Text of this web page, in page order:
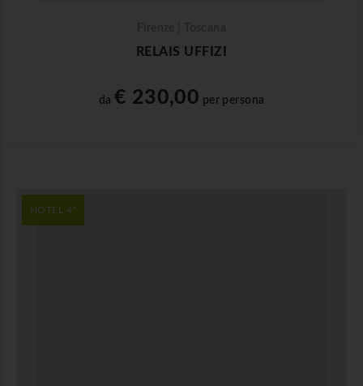
RELAIS UFFIZI
da € 230,00 per persona
HOTEL 4*